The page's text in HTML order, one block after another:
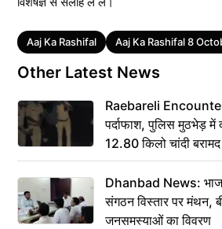
Tags
Aaj Ka Rashifal Aaj Ka Rashifal 8
Other Latest News
Raebareli
पर्दाफाश, पुलिस मुठभेड़ में
12.80 किलो चांदी बरामद
Dhanbad News:
संगठन विस्तार पर मंथन,
जनसमस्याओं का विवरण